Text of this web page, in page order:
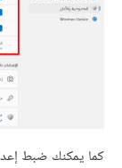
كما يمكنك ضبط